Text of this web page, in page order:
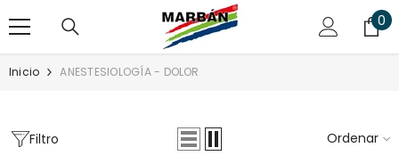
0
0
Inicio ANESTESIOLOGÍA - DOLOR
Filtro Ordenar